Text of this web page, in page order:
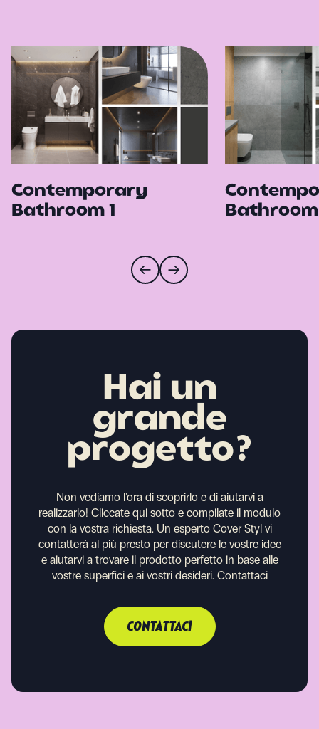
Contemporary
Bathroom 1
Hai un
grande
progetto?
Non vediamo l’ora di scoprirlo e di aiutarvi a
realizzarlo! Cliccate qui sotto e compilate il modulo
con la vostra richiesta. Un esperto Cover Styl vi
contatterà al più presto per discutere le vostre idee
e aiutarvi a trovare il prodotto perfetto in base alle
vostre superfici e ai vostri desideri. Contattaci
CONTATTACI